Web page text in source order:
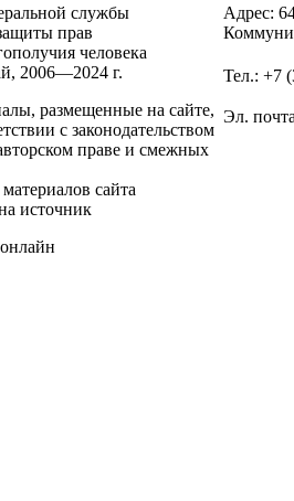
службы
прав
человека
2006—2024 г.
размещенные на сайте,
с законодательством
праве и смежных
сайта
источник
Адрес:
Тел.: +7
Эл.